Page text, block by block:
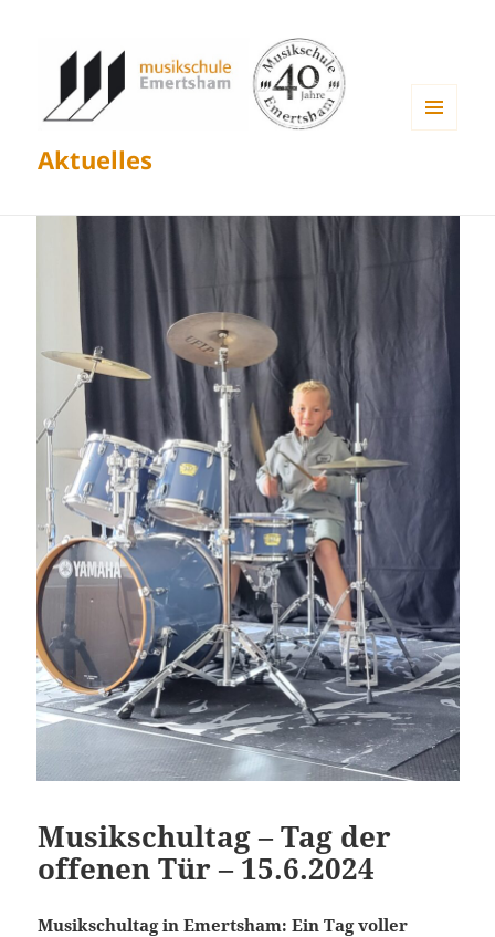
Aktuelles
Musikschultag – Tag der
offenen Tür – 15.6.2024
Musikschultag in Emertsham: Ein Tag voller